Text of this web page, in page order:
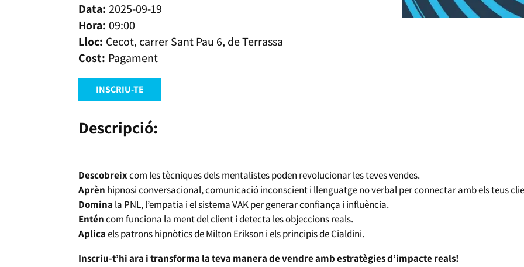
2025-09-19
09:00
Cecot, carrer Sant Pau 6, de Terrassa
Pagament
INSCRIU-TE
Descripció:
Descobreixcom les tècniques dels mentalistes poden revolucionar les teves vendes.
Aprèn hipnosi conversacional, comunicació inconscient i llenguatge no verbal per connectar amb els teus
Domina la PNL, l’empatia i el sistema VAK per generar confiança i influència.
Enténcom funciona la ment del client i detecta les objeccions reals.
Aplicaels patrons hipnòtics de Milton Erikson i els principis de Cialdini.
Inscriu-t’hi ara i transforma la teva manera de vendre amb estratègies d’impacte reals!